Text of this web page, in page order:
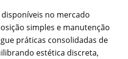
no mercado
simples e manutenção
práticas consolidadas de
estética discreta,